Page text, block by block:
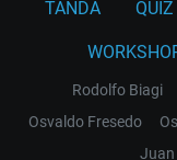
TANDA QUIZ
Rodolfo Biagi
Osvaldo Fresedo
Juan